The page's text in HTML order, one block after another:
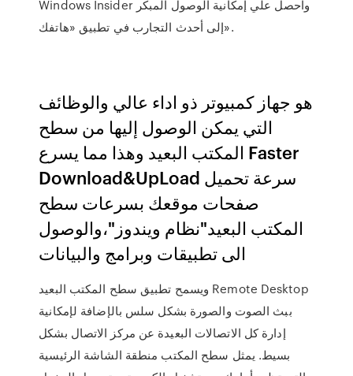
Windows Insider واحصل علي إمكانية الوصول المبكر
إلى أحدث التجارب في تطبيق «هاتفك».
هو جهاز كمبيوتر ذو اداء عالي والوظائف
التي يمكن الوصول إليها من سطح
المكتب البعيد وهذا مما يسرع Faster
Download&UpLoad سرعة تحميل
صفحات موقعك بسرعات سطح
المكتب البعيد"نظام ويندوز"،والوصول
الى تطبيقات وبرامج والبيانات
ويسمح تطبيق سطح المكتب البعيد Remote Desktop
ببث الصوت والصورة بشكل سلس بالإضافة لإمكانية
إدارة كل الاتصالات البعيدة عن مركز الاتصال بشكل
بسيط. يمثل سطح المكتب منطقة الشاشة الرئيسية